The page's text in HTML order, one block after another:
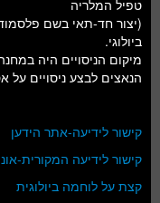
טפיל המלריה
(יצור חד-תאי בשם
ביולוגי.
מיקום הניסויים היה
הנאצים לבצע ניסויים על
קישור לידיעה-אתר הידען
קישור לידיעה המקורית-
קצת על לוחמה ביולוגית